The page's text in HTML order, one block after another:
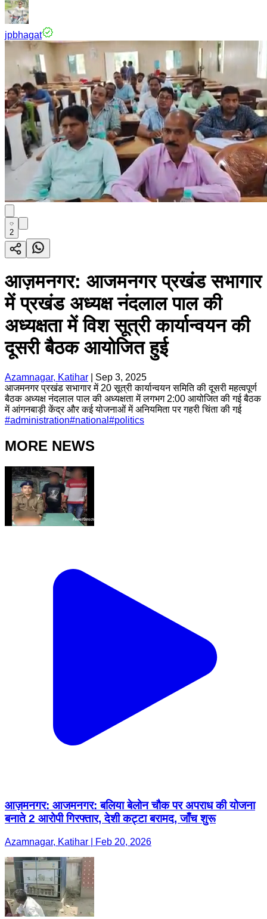
jpbhagat
2
आज़मनगर: आजमनगर प्रखंड सभागार
में प्रखंड अध्यक्ष नंदलाल पाल की
अध्यक्षता में विश सूत्री कार्यान्वयन की
दूसरी बैठक आयोजित हुई
Azamnagar, Katihar
Sep 3, 2025
आजमनगर प्रखंड सभागार में 20 सूत्री कार्यान्वयन समिति की दूसरी महत्वपूर्ण
बैठक अध्यक्ष नंदलाल पाल की अध्यक्षता में लगभग 2:00 आयोजित की गई बैठक
में आंगनबाड़ी केंद्र और कई योजनाओं में अनियमिता पर गहरी चिंता की गई
#administration#national #politics
MORE NEWS
आज़मनगर: आजमनगर: बलिया बेलोन चौक पर अपराध की योजना
बनाते 2 आरोपी गिरफ्तार, देशी कट्टा बरामद, जाँच शुरू
Azamnagar, Katihar | Feb 20, 2026